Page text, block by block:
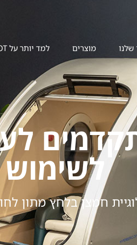
שלנו מוצרים למד יותר על HBOT​
לשימוש
חמצן בלחץ מתון